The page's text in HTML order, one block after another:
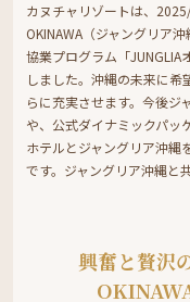
カヌチャリゾートは、
OKINAWA（ジャングリア
協業プログラム「JUNGLIA
しました。沖縄の未来に
らに充実させます。今後ジ
や、公式ダイナミックパッ
ホテルとジャングリア沖縄
です。ジャングリア沖縄と
興奮と贅沢